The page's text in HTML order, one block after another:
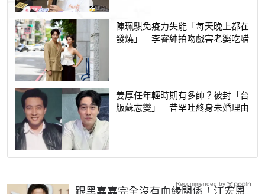
陳珮騏免疫力失能「每天晚上都在
發燒」 李睿紳拍吻戲害老婆吃醋
姜厚任年輕時期有多帥？被封「台
版蘇志燮」 昔罕吐終身未婚理由
Recommended by